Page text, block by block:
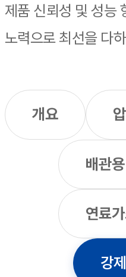
제품 신뢰성 및 성능
노력으로 최선을 다
개요
배관
연료
강